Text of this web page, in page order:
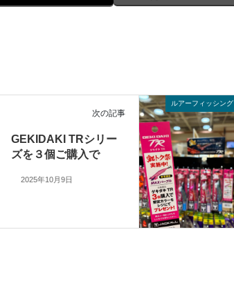
ルアーフィッシング
次の記事
GEKIDAKI TRシリー
ズを３個ご購入で
2025年10月9日